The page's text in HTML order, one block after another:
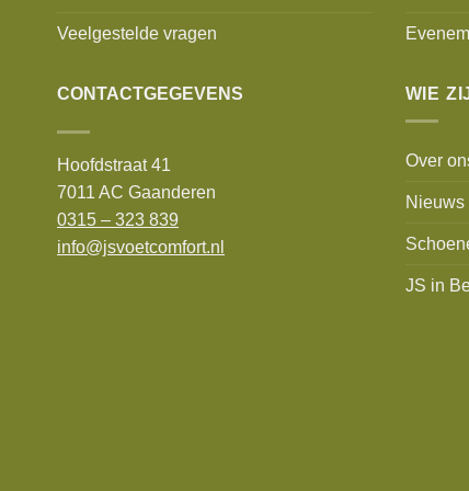
Veelgestelde vragen
CONTACTGEGEVENS
Hoofdstraat 41
7011 AC Gaanderen
0315 – 323 839
info@jsvoetcomfort.nl
WIE
Over
Nieuws
JS in